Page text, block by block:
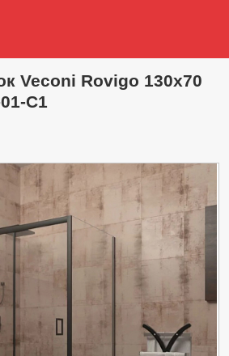
Veconi Rovigo 130х70
C1